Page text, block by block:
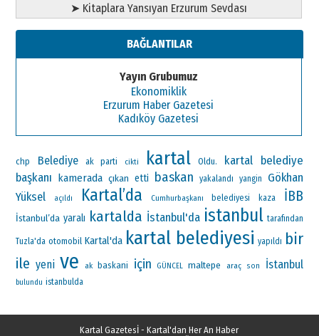
➤ Kitaplara Yansıyan Erzurum Sevdası
BAĞLANTILAR
Yayın Grubumuz
Ekonomiklik
Erzurum Haber Gazetesi
Kadıköy Gazetesi
chp Belediye ak parti cikti kartal Oldu.
kartal belediye
başkanı kamerada çıkan etti baskan yakalandı yangin
Gökhan
Yüksel
açıldı Kartal’da Cumhurbaşkanı belediyesi kaza İBB
İstanbul’da yaralı kartalda İstanbul'da istanbul tarafından
Tuzla'da otomobil Kartal'da kartal belediyesi yapıldı bir
ile yeni ve ak baskani için GÜNCEL maltepe araç son İstanbul
bulundu istanbulda
Kartal Gazetesİ - Kartal'dan Her An Haber